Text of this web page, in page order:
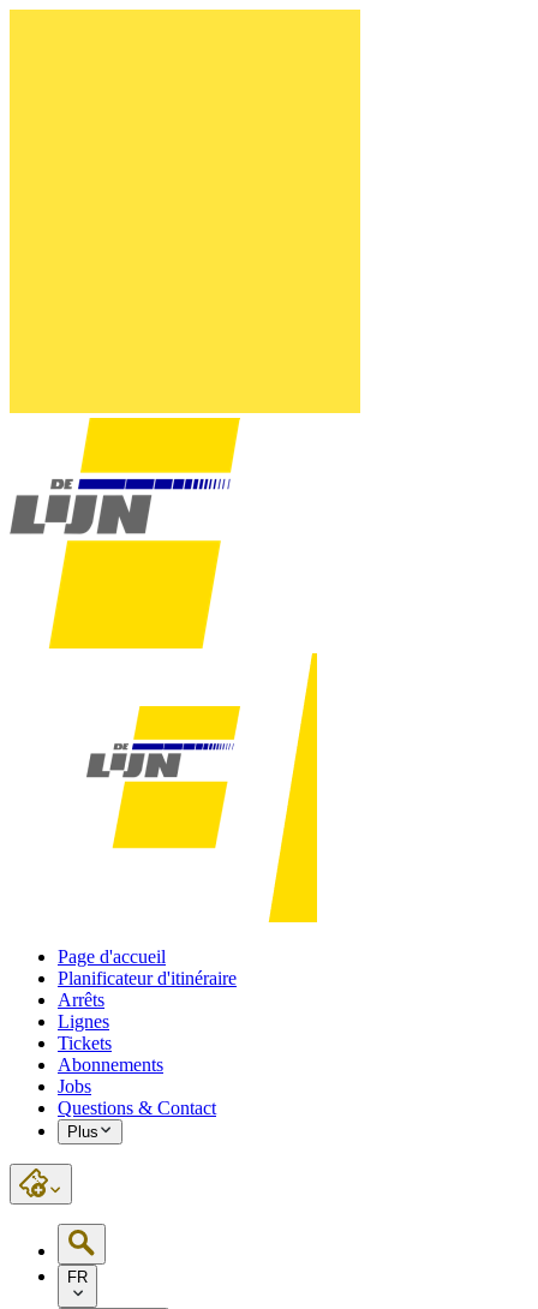
Page d'accueil
Planificateur d'itinéraire
Arrêts
Lignes
Tickets
Abonnements
Jobs
Questions & Contact
Plus
FR